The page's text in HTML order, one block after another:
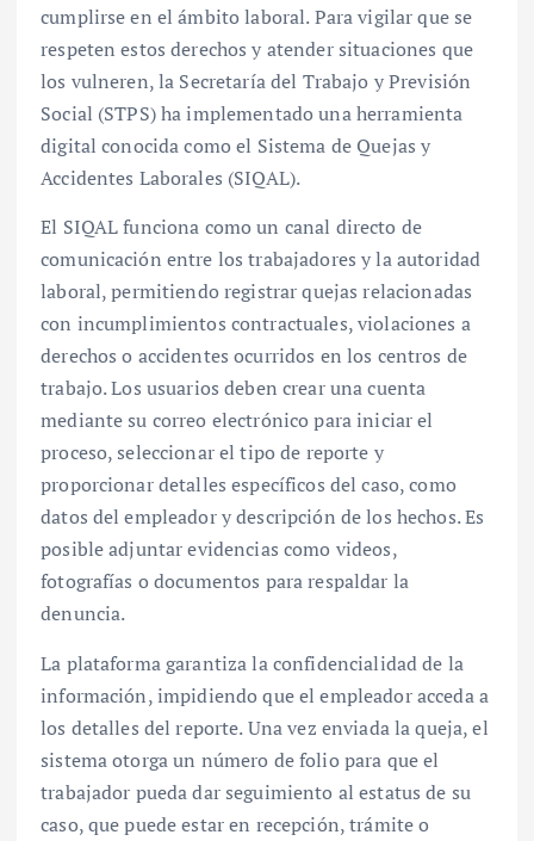
cumplirse en el ámbito laboral. Para vigilar que se
respeten estos derechos y atender situaciones que
los vulneren, la Secretaría del Trabajo y Previsión
Social (STPS) ha implementado una herramienta
digital conocida como el Sistema de Quejas y
Accidentes Laborales (SIQAL).
El SIQAL funciona como un canal directo de
comunicación entre los trabajadores y la autoridad
laboral, permitiendo registrar quejas relacionadas
con incumplimientos contractuales, violaciones a
derechos o accidentes ocurridos en los centros de
trabajo. Los usuarios deben crear una cuenta
mediante su correo electrónico para iniciar el
proceso, seleccionar el tipo de reporte y
proporcionar detalles específicos del caso, como
datos del empleador y descripción de los hechos. Es
posible adjuntar evidencias como videos,
fotografías o documentos para respaldar la
denuncia.
La plataforma garantiza la confidencialidad de la
información, impidiendo que el empleador acceda a
los detalles del reporte. Una vez enviada la queja, el
sistema otorga un número de folio para que el
trabajador pueda dar seguimiento al estatus de su
caso, que puede estar en recepción, trámite o